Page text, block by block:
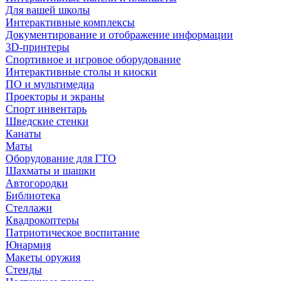
Для вашей школы
Интерактивные комплексы
Документирование и отображение информации
3D-принтеры
Спортивное и игровое оборудование
Интерактивные столы и киоски
ПО и мультимедиа
Проекторы и экраны
Спорт инвентарь
Шведские стенки
Канаты
Маты
Оборудование для ГТО
Шахматы и шашки
Автогородки
Библиотека
Стеллажи
Квадрокоптеры
Патриотическое воспитание
Юнармия
Макеты оружия
Стенды